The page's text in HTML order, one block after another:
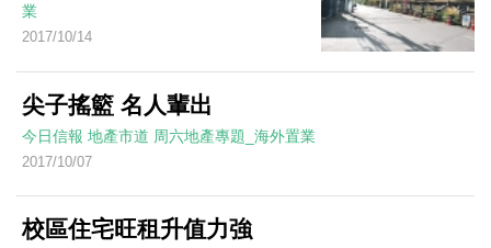
業
2017/10/14
尖子搖籃 名人輩出
今日信報 地產市道 周六地產專題_海外置業
2017/10/07
校區住宅旺租升值力強